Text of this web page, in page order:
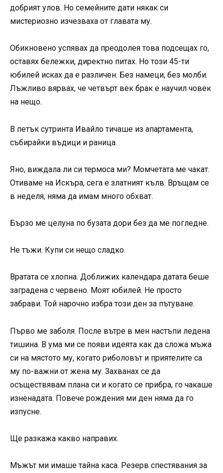
добрият улов. Но семейните дати някак си
мистериозно изчезваха от главата му.
Обикновено успявах да преодолея това подсещах го,
оставях бележки, директно питах. Но този 45-ти
юбилей исках да е различен. Без намеци, без молби.
Лъжливо вярвах, че четвърт век брак е научил човек
на нещо.
В петък сутринта Ивайло тичаше из апартамента,
събирайки въдици и раница.
Яно, виждала ли си термоса ми? Момчетата ме чакат.
Отиваме на Искъра, сега е златният кълв. Връщам се
в неделя, няма да имам много обхват.
Бързо ме целуна по бузата дори без да ме погледне.
Не тъжи. Купи си нещо сладко.
Вратата се хлопна. Доближих календара датата беше
заградена с червено. Моят юбилей. Не просто
забрави. Той нарочно избра този ден за пътуване.
Първо ме заболя. После вътре в мен настъпи ледена
тишина. В ума ми се появи идеята как да сложа мъжа
си на мястото му, когато риболовът и приятелите са
му по-важни от жена му. Захванах се да
осъществявам плана си и когато се прибра, го чакаше
изненадата. Повече рождения ми ден няма да го
изпусне.
Ще разкажа какво направих.
Мъжът ми имаше тайна каса. Резерв спестявания за